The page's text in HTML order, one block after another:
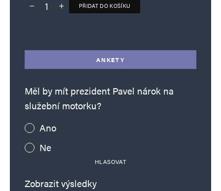
Deník TO – verze bez reklam množství
PŘIDAT DO KOŠÍKU
ANKETY
Měl by mít prezident Pavel nárok na
služební motorku?
Ano
Ne
HLASOVAT
Zobrazit výsledky